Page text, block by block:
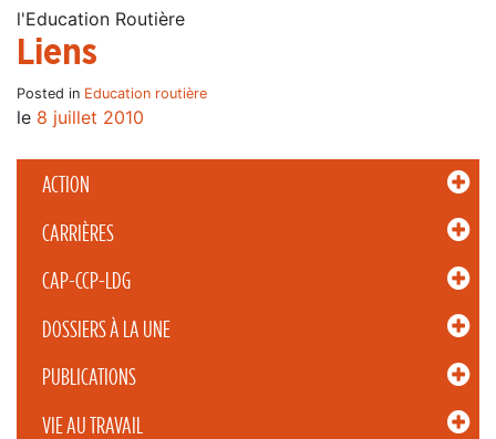
ACTION
CARRIÈRES
CAP-CCP-LDG
DOSSIERS À LA UNE
PUBLICATIONS
VIE AU TRAVAIL
l'Education Routière
Liens
Posted in Education routière
le 8 juillet 2010